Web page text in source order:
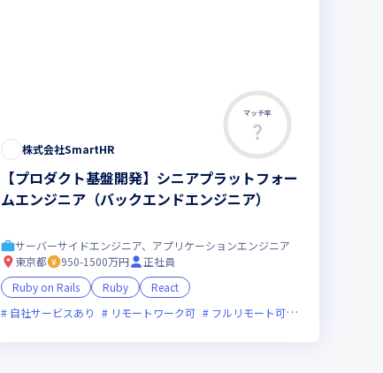
副業可 オンライン選考可 フレックス制度あり 新規立ち上げ
マッチ率
株式会社SmartHR
【プロダクト基盤開発】シニアプラットフォー
ムエンジニア（バックエンドエンジニア）
サーバーサイドエンジニア、アプリケーションエンジニア
東京都
950-1500万円
正社員
Ruby on Rails
Ruby
React
自社サービスあり
リモートワーク可 フルリモート可